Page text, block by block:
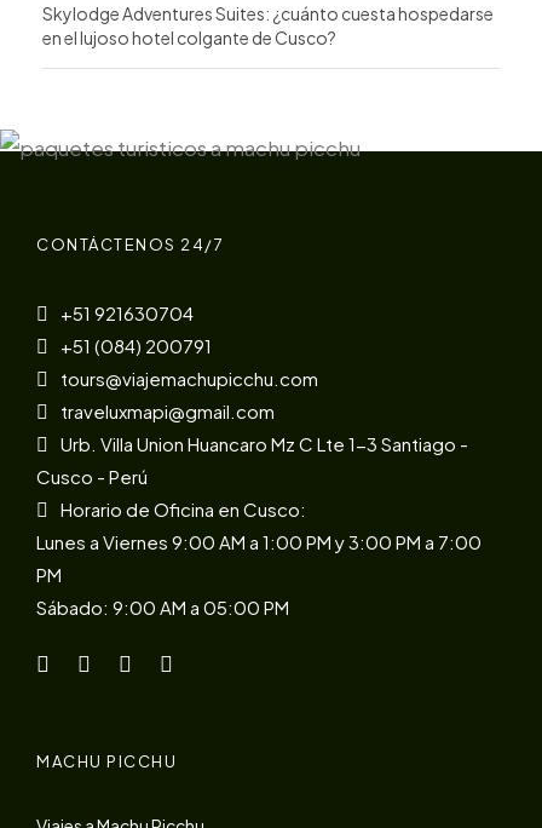
Skylodge Adventures Suites: ¿cuánto cuesta hospedarse
en el lujoso hotel colgante de Cusco?
CONTÁCTENOS 24/7
+51 921630704
+51 (084) 200791
tours@viajemachupicchu.com
traveluxmapi@gmail.com
Urb. Villa Union Huancaro Mz C Lte 1-3 Santiago -
Cusco - Perú
Horario de Oficina en Cusco:
Lunes a Viernes 9:00 AM a 1:00 PM y 3:00 PM a 7:00
PM
Sábado: 9:00 AM a 05:00 PM
MACHU PICCHU